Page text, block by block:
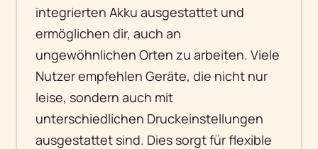
integrierten Akku ausgestattet und
ermöglichen dir, auch an
ungewöhnlichen Orten zu arbeiten. Viele
Nutzer empfehlen Geräte, die nicht nur
leise, sondern auch mit
unterschiedlichen Druckeinstellungen
ausgestattet sind. Dies sorgt für flexible